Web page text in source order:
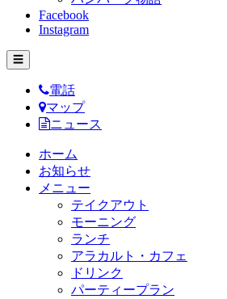
Facebook
Instagram
☰
電話
マップ
ニュース
ホーム
お知らせ
メニュー
テイクアウト
モーニング
ランチ
アラカルト・カフェ
ドリンク
パーティープラン